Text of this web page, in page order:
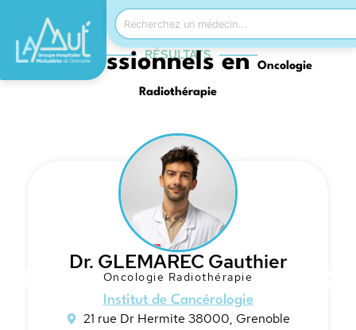
RÉSULTATS
Professionnels enOncologie
Radiothérapie
Dr. GLEMAREC Gauthier
Oncologie Radiothérapie
Institut de Cancérologie
21 rue Dr Hermite 38000, Grenoble